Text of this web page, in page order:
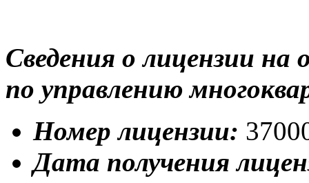
Сведения о лицензии на
по управлению
Номер лицензии:
Дата получения